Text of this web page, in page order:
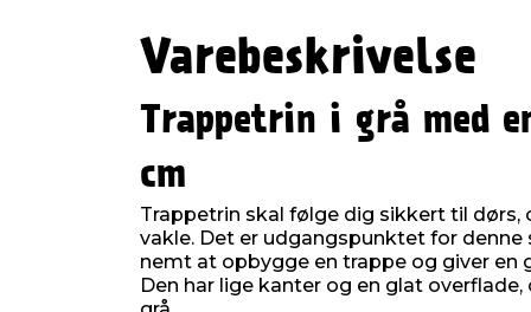
Varebeskrivelse
Trappetrin i grå med
cm
Trappetrin skal følge dig sikkert til dørs,
vakle. Det er udgangspunktet for denne
nemt at opbygge en trappe og giver en
Den har lige kanter og en glat